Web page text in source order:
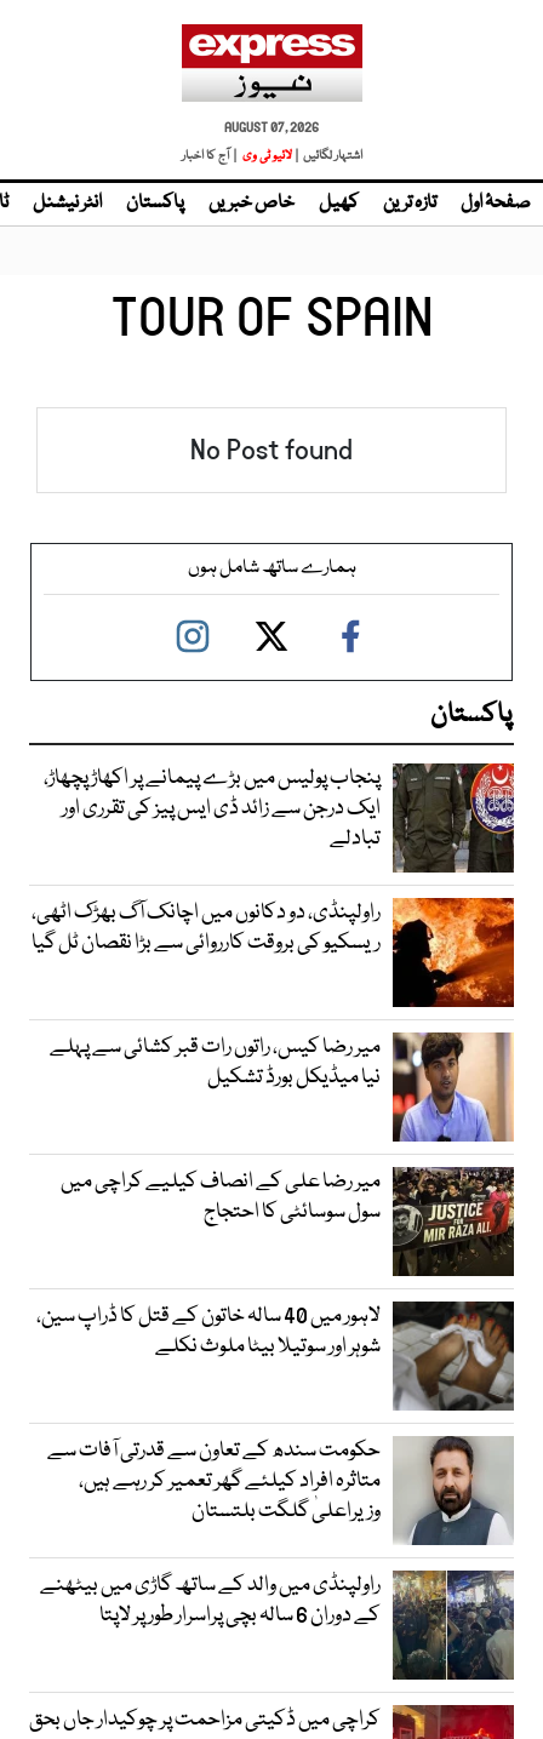
AUGUST 07, 2026
اشتہار لگائیں |
| آج کا اخبار
صفحۂ اول تازہ ترین کھیل خاص خبریں پاکستان انٹر نیشنل
TOUR OF SPAIN
No Post found
ہمارے ساتھ شامل ہوں
پاکستان
پنجاب پولیس میں بڑے پیمانے پر اکھاڑ پچھاڑ،
ایک درجن سے زائد ڈی ایس پیز کی تقرری اور
تبادلے
راولپنڈی، دو دکانوں میں اچانک آگ بھڑک اٹھی،
ریسکیو کی بروقت کارروائی سے بڑا نقصان ٹل گیا
میر رضا کیس، راتوں رات قبر کشائی سے پہلے
نیا میڈیکل بورڈ تشکیل
میر رضا علی کے انصاف کیلیے کراچی میں
سول سوسائٹی کا احتجاج
لاہور میں 40 سالہ خاتون کے قتل کا ڈراپ سین،
شوہر اور سوتیلا بیٹا ملوث نکلے
حکومت سندھ کے تعاون سے قدرتی آفات سے
متاثرہ افراد کیلئے گھر تعمیر کر رہے ہیں،
وزیراعلیٰ گلگت بلتستان
راولپنڈی میں والد کے ساتھ گاڑی میں بیٹھنے
کے دوران 6 سالہ بچی پراسرار طور پر لاپتا
کراچی میں ڈکیتی مزاحمت پر چوکیدار جاں بحق